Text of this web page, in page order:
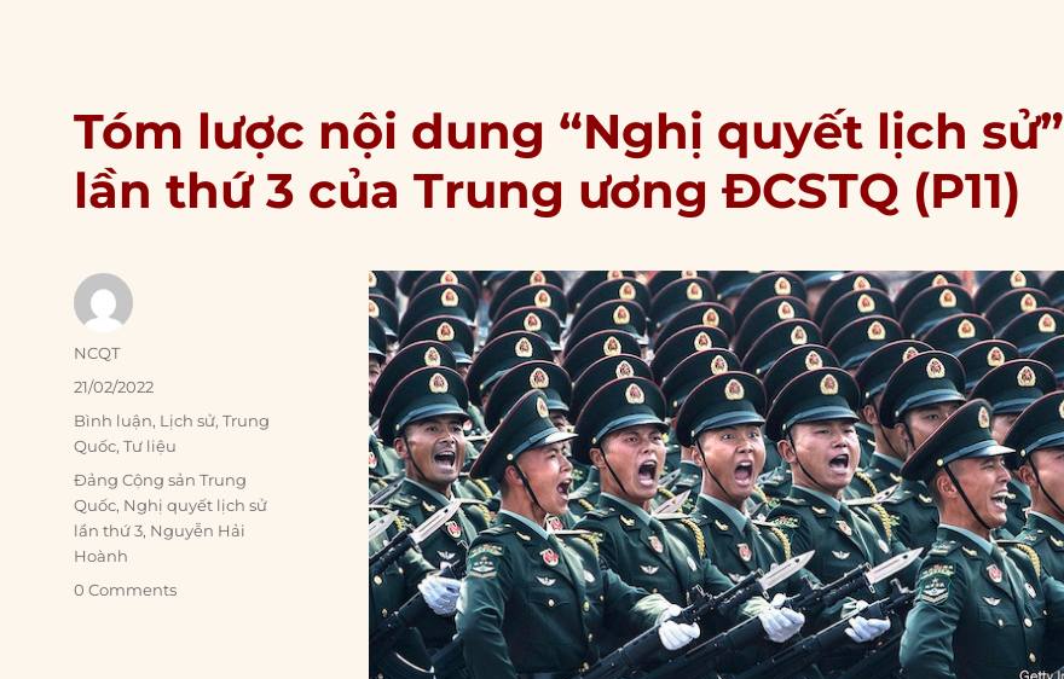
Tóm lược nội dung “Nghị quyết lịch sử”
lần thứ 3 của Trung ương ĐCSTQ (P11)
Author
NCQT
Posted
on
21/02/2022
Categories
Bình luận, Lịch sử,Trung
Quốc,Tư liệu
Tags
Đảng Cộng sản Trung
Quốc, Nghị quyết lịch sử
lần thứ 3, Nguyễn Hải
Hoành
0 Comments